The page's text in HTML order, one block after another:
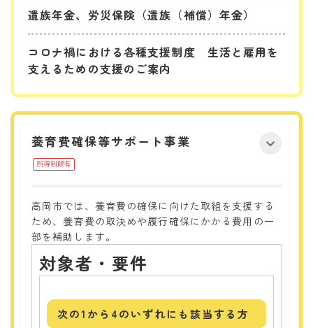
遺族年金、労災保険（遺族（補償）年金）
コロナ禍における各種支援制度 生活と雇用を
支えるための支援のご案内
養育費確保等サポート事業
所得制限有
高岡市では、養育費の確保に向けた取組を支援する
ため、養育費の取決めや履行確保にかかる費用の一
部を補助します。
対象者・要件
次の1から4のいずれにも該当する方